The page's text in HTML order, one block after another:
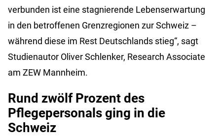
verbunden ist eine stagnierende Lebenserwartung
in den betroffenen Grenzregionen zur Schweiz –
während diese im Rest Deutschlands stieg“, sagt
Studienautor Oliver Schlenker, Research Associate
am ZEW Mannheim.
Rund zwölf Prozent des
Pflegepersonals ging in die
Schweiz